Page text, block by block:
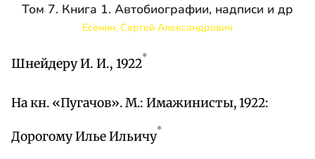
Том 7. Книга 1. Автобиографии, надписи и др
Есенин, Сергей Александрович
Шнейдеру И. И., 1922*
На кн. «Пугачов». М.: Имажинисты, 1922:
Дорогому Илье Ильичу*